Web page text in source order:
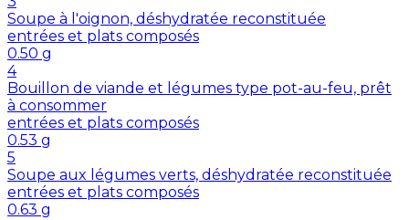
Soupe à l'oignon, déshydratée reconstituée
entrées et plats composés
0.50 g
4
Bouillon de viande et légumes type pot-au-feu, prêt
à consommer
entrées et plats composés
0.53 g
5
Soupe aux légumes verts, déshydratée reconstituée
entrées et plats composés
0.63 g